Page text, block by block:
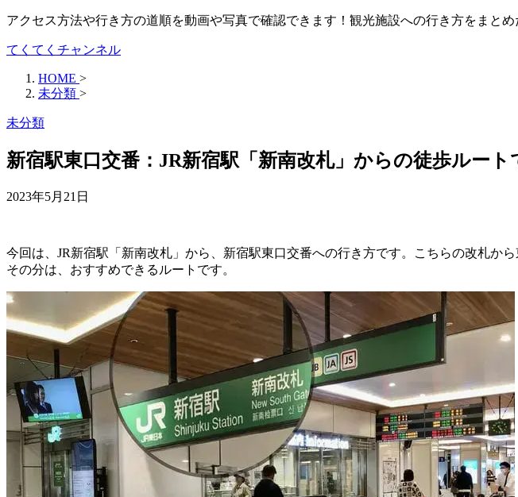
アクセス方法や行き方の道順を動画や写真で確認できます！観光施設への行き方をまと
てくてくチャンネル
HOME >
未分類 >
未分類
新宿駅東口交番：JR新宿駅「新南改札」からの徒歩ルー
2023年5月21日
今回は、JR新宿駅「新南改札」から、新宿駅東口交番への行き方です。こちらの改札か
その分は、おすすめできるルートです。